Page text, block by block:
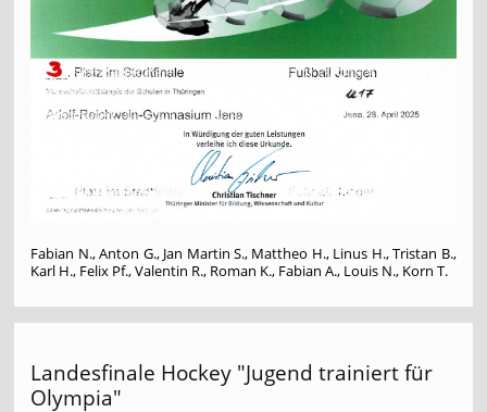
Fabian N., Anton G., Jan Martin S., Mattheo H., Linus H., Tristan B.,
Karl H., Felix Pf., Valentin R., Roman K., Fabian A., Louis N., Korn T.
Landesfinale Hockey "Jugend trainiert für
Olympia"